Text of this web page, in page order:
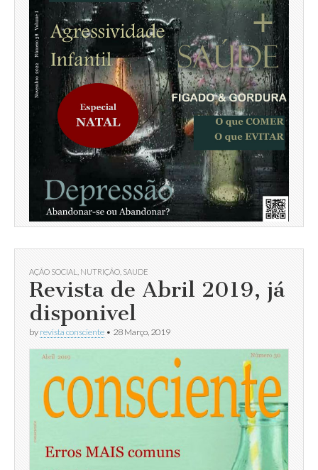
AÇÃO SOCIAL NUTRIÇÃO SAUDE
Revista de Abril 2019, já
disponivel
by revista consciente • 28 Março, 2019